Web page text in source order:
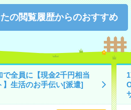
の閲覧履歴からのおすすめ
で全員に【現金2千円相当
】生活のお手伝い[派遣]